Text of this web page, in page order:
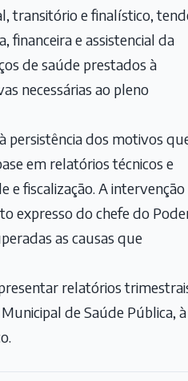
transitório e finalístico,
financeira e assistencial da
de saúde prestados à
necessárias ao pleno
persistência dos motivos
em relatórios técnicos e
e fiscalização. A intervenção
expresso do chefe do
as causas que
relatórios
de Saúde Pública, à